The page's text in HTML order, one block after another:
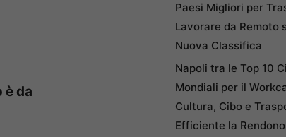
è da
Paesi Migliori per
Lavorare da Remoto
Nuova Classifica
Napoli tra le Top 10
Mondiali per il
Cultura, Cibo e
Efficiente la